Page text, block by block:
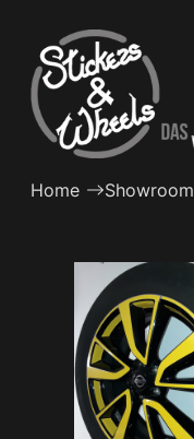
Inhalt
springen
Home Showroom